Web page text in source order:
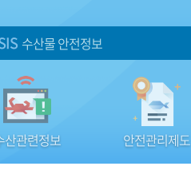
수산물 안전정보
산관련정보 안전관리제도